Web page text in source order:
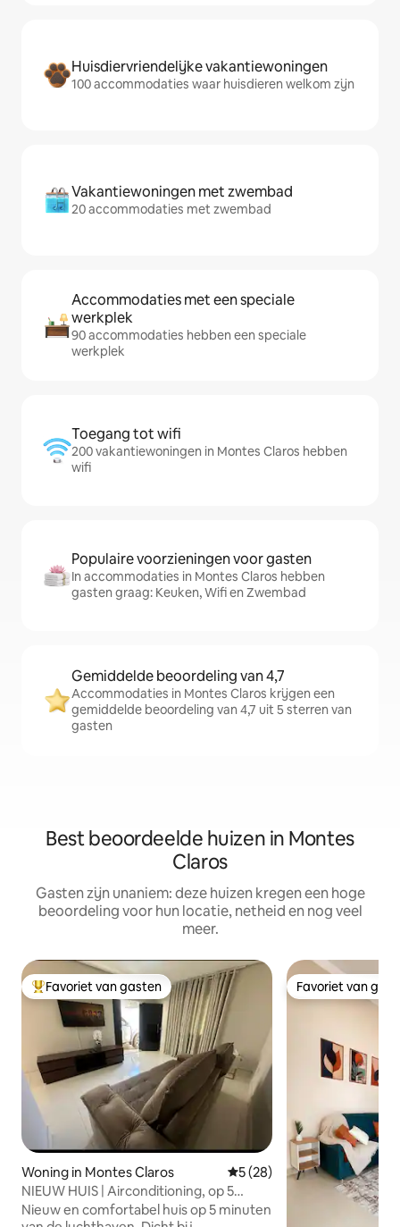
Huisdiervriendelijke vakantiewoningen
100 accommodaties waar huisdieren welkom zijn
Vakantiewoningen met zwembad
20 accommodaties met zwembad
Accommodaties met een speciale
werkplek
90 accommodaties hebben een speciale
werkplek
Toegang tot wifi
200 vakantiewoningen in Montes Claros hebben
wifi
Populaire voorzieningen voor gasten
In accommodaties in Montes Claros hebben
gasten graag: Keuken, Wifi en Zwembad
Gemiddelde beoordeling van 4,7
Accommodaties in Montes Claros krijgen een
gemiddelde beoordeling van 4,7 uit 5 sterren van
gasten
Best beoordeelde huizen in Montes
Claros
Gasten zijn unaniem: deze huizen kregen een hoge
beoordeling voor hun locatie, netheid en nog veel
meer.
Topfavoriet van gasten
Favoriet van gasten
Woning in Montes Claros Gemiddelde beoordeling
5 (28)
NIEUW HUIS | Airconditioning, op 5
minuten van de luchthaven.
Nieuw en comfortabel huis op 5 minuten
Favoriet van
Favoriet van